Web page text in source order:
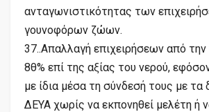
ανταγωνιστικότητας των
γουνοφόρων ζώων.
37..Απαλλαγή επιχειρήσεων από
8θ% επί της αξίας του νερού,
με ίδια μέσα τη σύνδεσή τους με τα
ΔΕΥΑ χωρίς να εκπονηθεί μελέτη ή